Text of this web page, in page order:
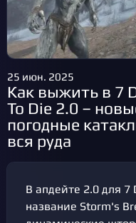
25 июн. 2025
Как выжить в 7
To Die 2.0 –
погодные
вся руда
В апдейте 2.0 для 7
название Storm's